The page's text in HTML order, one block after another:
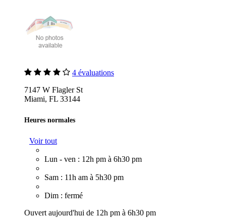
4 évaluations
7147 W Flagler St
Miami, FL 33144
Heures normales
Voir tout
Lun - ven : 12h pm à 6h30 pm
Sam : 11h am à 5h30 pm
Dim : fermé
Ouvert aujourd'hui de 12h pm à 6h30 pm